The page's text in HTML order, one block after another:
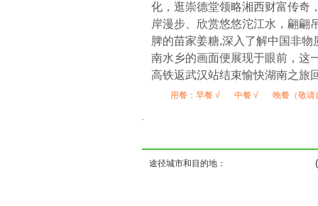
化，逛崇德堂领略湘西财富传奇
岸漫步、欣赏悠悠沱江水，翩翩
脾的苗家姜糖,深入了解中国非
南水乡的画面便展现于眼前，这
高铁返武汉站结束愉快湖南之旅
用餐： 早餐 √ 中餐 √ 晚餐（敬请
途径城市和目的地： ( ) ( )